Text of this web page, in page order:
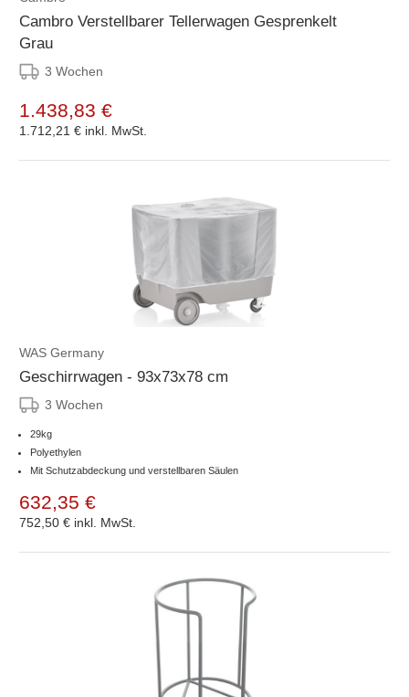
Cambro Verstellbarer Tellerwagen Gesprenkelt
Grau
3 Wochen
1.438,83 €
1.712,21 € inkl. MwSt.
WAS Germany
Geschirrwagen - 93x73x78 cm
3 Wochen
29kg
Polyethylen
Mit Schutzabdeckung und verstellbaren Säulen
632,35 €
752,50 € inkl. MwSt.